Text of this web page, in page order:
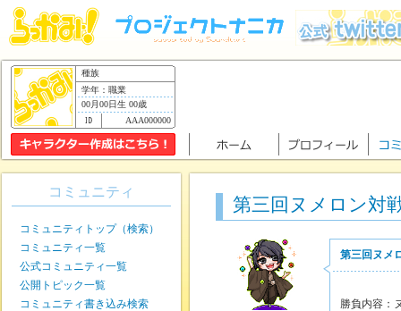
種族
学年：職業
00月00日生 00歳
AAA000000
第三回ヌメロン対
第三回ヌメ
勝負内容：
コミュニティ
コミュニティトップ（検索）
コミュニティ一覧
公式コミュニティ一覧
公開トピック一覧
コミュニティ書き込み検索